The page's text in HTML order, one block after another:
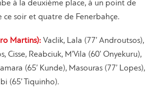
à la deuxième place, à un point de
ce soir et quatre de Fenerbahçe.
Martins): Vaclik, Lala (77’ Androutsos),
Cisse, Reabciuk, M’Vila (60’ Onyekuru),
(65’ Kunde), Masouras (77’ Lopes),
(65’ Tiquinho).